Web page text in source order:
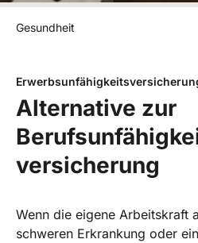
Gesundheit
Alternative zur
versicherung
Wenn die eigene Arbeitskraft
schweren Erkrankung oder